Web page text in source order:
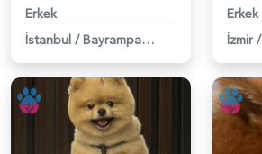
Erkek
İstanbul / Bayrampaşa
Erkek
İzmir /